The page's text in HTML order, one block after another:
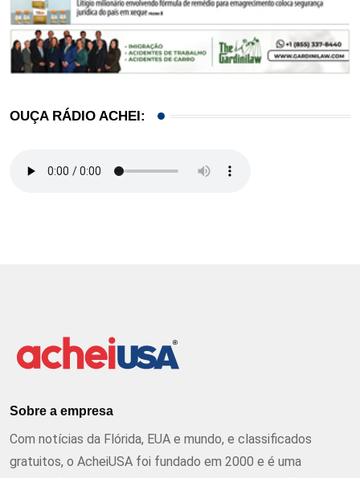
OUÇA RÁDIO ACHEI:
Sobre a empresa
Com notícias da Flórida, EUA e mundo, e classificados
gratuitos, o AcheiUSA foi fundado em 2000 e é uma